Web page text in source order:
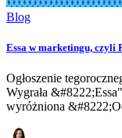
Blog
Essa w marketingu, czyli
Ogłoszenie
Wygrała
wyróżniona